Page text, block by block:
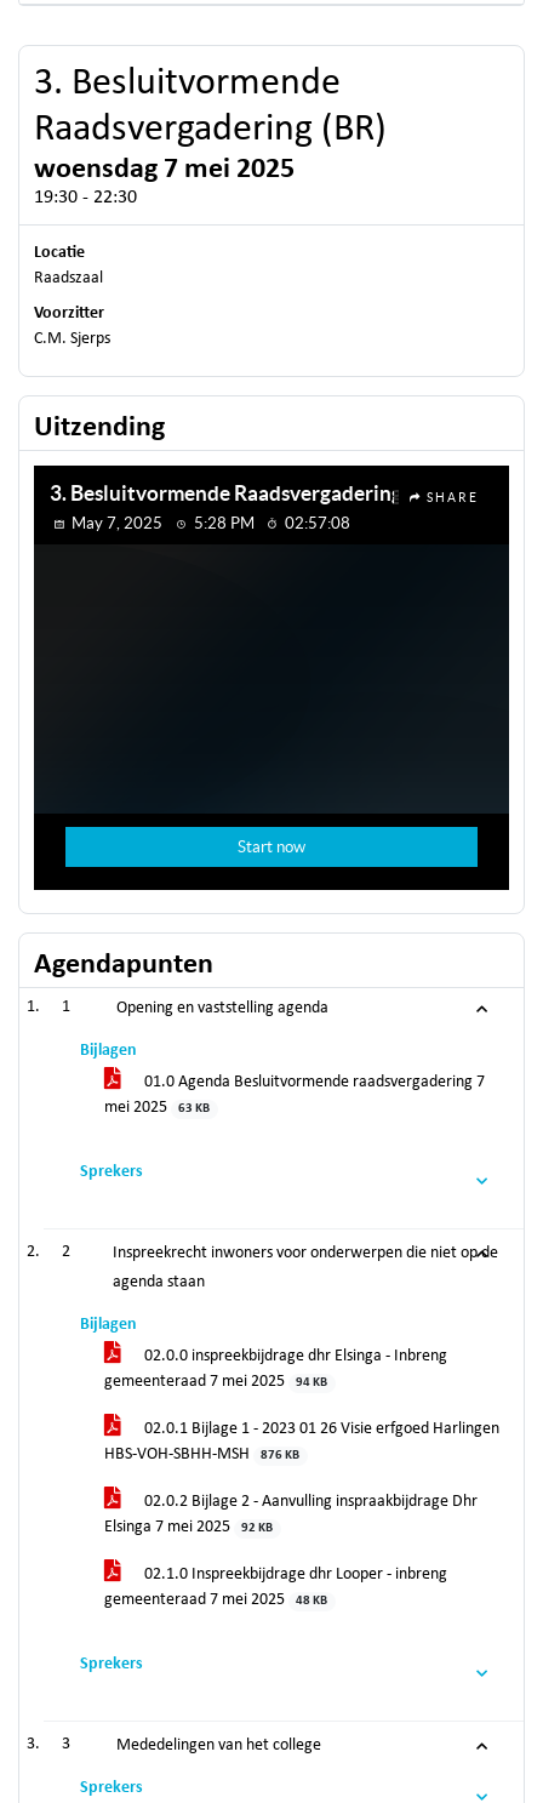
3. Besluitvormende
Raadsvergadering (BR)
woensdag 7 mei 2025
19:30 - 22:30
Locatie
Raadszaal
Voorzitter
C.M. Sjerps
Uitzending
Agendapunten
1 Opening en vaststelling agenda
Bijlagen
01.0 Agenda Besluitvormende raadsvergadering 7
mei 2025
63 KB
Sprekers
2
Inspreekrecht inwoners voor onderwerpen die niet op de
agenda staan
Bijlagen
02.0.0 inspreekbijdrage dhr Elsinga - Inbreng
gemeenteraad 7 mei 2025
94 KB
02.0.1 Bijlage 1 - 2023 01 26 Visie erfgoed Harlingen
HBS-VOH-SBHH-MSH
876 KB
02.0.2 Bijlage 2 - Aanvulling inspraakbijdrage Dhr
Elsinga 7 mei 2025
92 KB
02.1.0 Inspreekbijdrage dhr Looper - inbreng
gemeenteraad 7 mei 2025
48 KB
Sprekers
3 Mededelingen van het college
Sprekers